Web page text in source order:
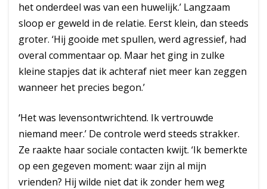
het onderdeel was van een huwelijk.’ Langzaam
sloop er geweld in de relatie. Eerst klein, dan steeds
groter. ‘Hij gooide met spullen, werd agressief, had
overal commentaar op. Maar het ging in zulke
kleine stapjes dat ik achteraf niet meer kan zeggen
wanneer het precies begon.’
‘Het was levensontwrichtend. Ik vertrouwde
niemand meer.’ De controle werd steeds strakker.
Ze raakte haar sociale contacten kwijt. ‘Ik bemerkte
op een gegeven moment: waar zijn al mijn
vrienden? Hij wilde niet dat ik zonder hem weg